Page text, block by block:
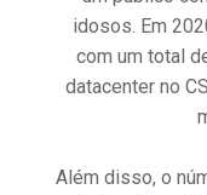
idosos. Em
com um total
datacenter no
Além disso, o